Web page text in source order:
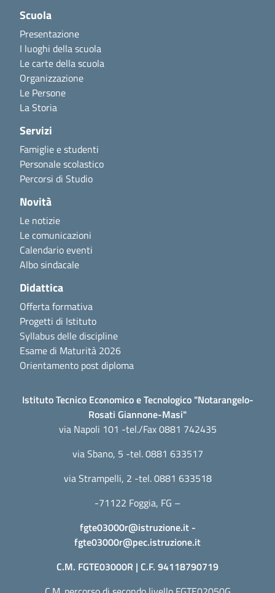
Scuola
Presentazione
I luoghi della scuola
Le carte della scuola
Organizzazione
Le Persone
La Storia
Servizi
Famiglie e studenti
Personale scolastico
Percorsi di Studio
Novità
Le notizie
Le comunicazioni
Calendario eventi
Albo sindacale
Didattica
Offerta formativa
Progetti di Istituto
Syllabus delle discipline
Esame di Maturità 2026
Orientamento post diploma
Istituto Tecnico Economico e Tecnologico "Notarangelo-
Rosati Giannone-Masi"
via Napoli 101 -tel./Fax 0881 742435
via Sbano, 5 -tel. 0881 633517
via Strampelli, 2 -tel. 0881 633518
-71122 Foggia, FG –
fgte03000r@istruzione.it-
fgte03000r@pec.istruzione.it
C.M. FGTE03000R | C.F. 94118790719